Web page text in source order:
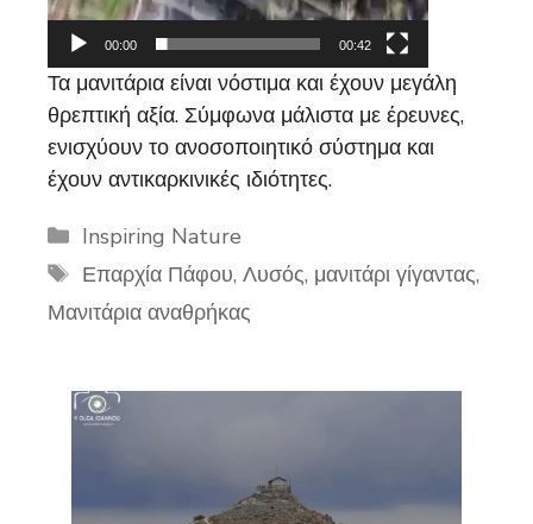
00:00 00:42
Τα μανιτάρια είναι νόστιμα και έχουν μεγάλη
θρεπτική αξία. Σύμφωνα μάλιστα με έρευνες,
ενισχύουν το ανοσοποιητικό σύστημα και
έχουν αντικαρκινικές ιδιότητες.
Categories
Inspiring Nature
Tags
Επαρχία Πάφου, Λυσός, μανιτάρι γίγαντας,
Μανιτάρια αναθρήκας